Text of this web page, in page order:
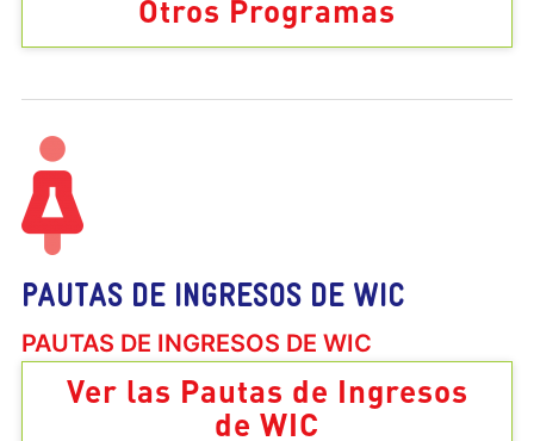
Otros Programas
PAUTAS DE INGRESOS DE WIC
PAUTAS DE INGRESOS DE WIC
Ver las Pautas de Ingresos
de WIC